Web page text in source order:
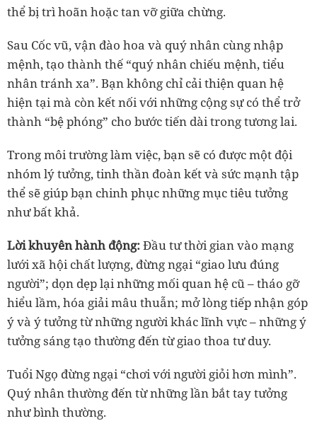
thể bị trì hoãn hoặc tan vỡ giữa chừng.
Sau Cốc vũ, vận đào hoa và quý nhân cùng nhập
mệnh, tạo thành thế “quý nhân chiếu mệnh, tiểu
nhân tránh xa”. Bạn không chỉ cải thiện quan hệ
hiện tại mà còn kết nối với những cộng sự có thể trở
thành “bệ phóng” cho bước tiến dài trong tương lai.
Trong môi trường làm việc, bạn sẽ có được một đội
nhóm lý tưởng, tinh thần đoàn kết và sức mạnh tập
thể sẽ giúp bạn chinh phục những mục tiêu tưởng
như bất khả.
Lời khuyên hành động:Đầu tư thời gian vào mạng
lưới xã hội chất lượng, đừng ngại “giao lưu đúng
người”; dọn dẹp lại những mối quan hệ cũ – tháo gỡ
hiểu lầm, hóa giải mâu thuẫn; mở lòng tiếp nhận góp
ý và ý tưởng từ những người khác lĩnh vực – những ý
tưởng sáng tạo thường đến từ giao thoa tư duy.
Tuổi Ngọ đừng ngại “chơi với người giỏi hơn mình”.
Quý nhân thường đến từ những lần bắt tay tưởng
như bình thường.